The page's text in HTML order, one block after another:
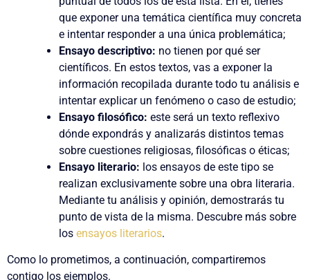
que exponer una temática científica muy concreta
e intentar responder a una única problemática;
Ensayo descriptivo: no tienen por qué ser
científicos. En estos textos, vas a exponer la
información recopilada durante todo tu análisis e
intentar explicar un fenómeno o caso de estudio;
Ensayo filosófico: este será un texto reflexivo
dónde expondrás y analizarás distintos temas
sobre cuestiones religiosas, filosóficas o éticas;
Ensayo literario: los ensayos de este tipo se
realizan exclusivamente sobre una obra literaria.
Mediante tu análisis y opinión, demostrarás tu
punto de vista de la misma. Descubre más sobre
losensayos literarios.
Como lo prometimos, a continuación, compartiremos
contigo los ejemplos.